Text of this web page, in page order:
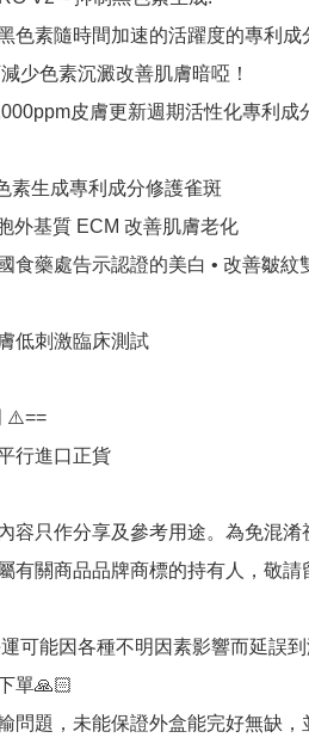
色素隨時間加速的活躍度的專利成
少色素沉澱改善肌膚暗啞！
皮膚更新週期活性化專利成
素生成專利成分修護雀斑
外基質 ECM 改善肌膚老化
食藥處告示認證的美白 • 改善皺紋
低刺激臨床測試
⚠️==
行進口正貨
容只作分享及參考用途。為免混淆
有關商品品牌商標的持有人，敬請
可能因各種不明因素影響而延誤
單🙏🏻
問題，未能保證外盒能完好無缺，